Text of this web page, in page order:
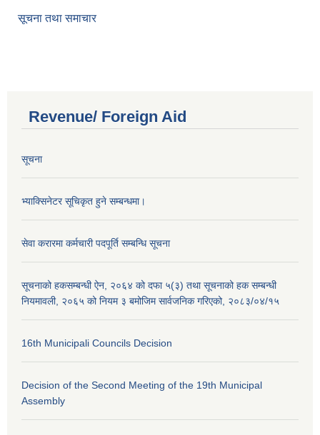
सूचना तथा समाचार
Revenue/ Foreign Aid
सूचना
भ्याक्सिनेटर सूचिकृत हुने सम्बन्धमा।
सेवा करारमा कर्मचारी पदपूर्ति सम्बन्धि सूचना
सूचनाको हकसम्बन्धी ऐन, २०६४ को दफा ५(३) तथा सूचनाको हक सम्बन्धी
नियमावली, २०६५ को नियम ३ बमोजिम सार्वजनिक गरिएको, २०८३/०४/१५
16th Municipali Councils Decision
Decision of the Second Meeting of the 19th Municipal
Assembly